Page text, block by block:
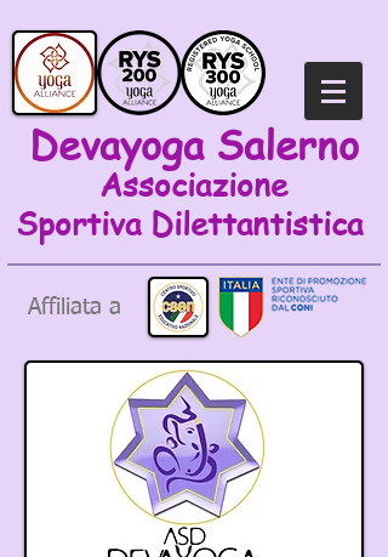
Devayoga Salerno
Associazione
Sportiva Dilettantistica
Affiliata a